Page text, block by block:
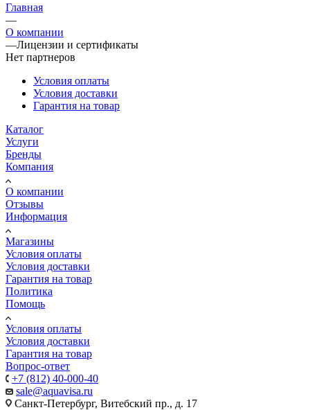
Главная
—
О компании
—Лицензии и сертификаты
Нет партнеров
Условия оплаты
Условия доставки
Гарантия на товар
Каталог
Услуги
Бренды
Компания
О компании
Отзывы
Информация
Магазины
Условия оплаты
Условия доставки
Гарантия на товар
Политика
Помощь
Условия оплаты
Условия доставки
Гарантия на товар
Вопрос-ответ
+7 (812) 40-000-40
sale@aquavisa.ru
Санкт-Петербург, Витебский пр., д. 17